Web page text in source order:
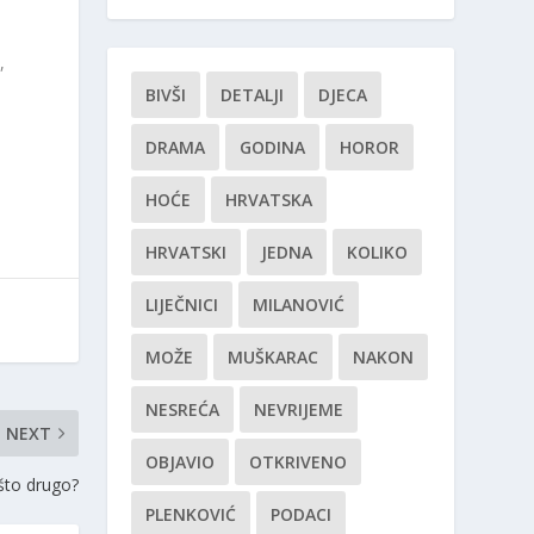
NEXT
drugo?
BIVŠI DETALJI DJECA
DRAMA GODINA HOROR
HOĆE HRVATSKA
HRVATSKI JEDNA KOLIKO
LIJEČNICI MILANOVIĆ
MOŽE MUŠKARAC NAKON
NESREĆA NEVRIJEME
OBJAVIO OTKRIVENO
PLENKOVIĆ PODACI